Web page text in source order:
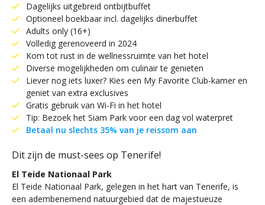
Dagelijks uitgebreid ontbijtbuffet
Optioneel boekbaar incl. dagelijks dinerbuffet
Adults only (16+)
Volledig gerenoveerd in 2024
Kom tot rust in de wellnessruimte van het hotel
Diverse mogelijkheden om culinair te genieten
Liever nog iets luxer? Kies een My Favorite Club‑kamer en
geniet van extra exclusives
Gratis gebruik van Wi-Fi in het hotel
Tip: Bezoek het Siam Park voor een dag vol waterpret
Betaal nu slechts 35% van je reissom aan
Dit zijn de must-sees op Tenerife!
El Teide Nationaal Park
El Teide Nationaal Park, gelegen in het hart van Tenerife, is
een adembenemend natuurgebied dat de majestueuze